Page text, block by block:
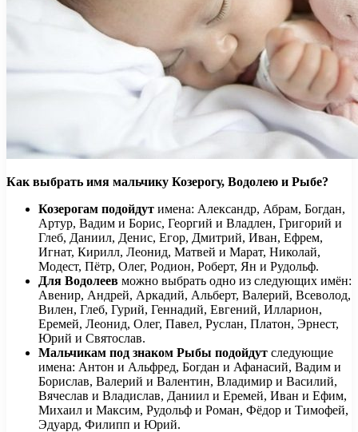
Как выбрать имя мальчику Козерогу, Водолею и Рыбе?
Козерогам подойдут имена: Александр, Абрам, Богдан,
Артур, Вадим и Борис, Георгий и Владлен, Григорий и
Глеб, Даниил, Денис, Егор, Дмитрий, Иван, Ефрем,
Игнат, Кирилл, Леонид, Матвей и Марат, Николай,
Модест, Пётр, Олег, Родион, Роберт, Ян и Рудольф.
Для Водолеев можно выбрать одно из следующих имён:
Авенир, Андрей, Аркадий, Альберт, Валерий, Всеволод,
Вилен, Глеб, Гурий, Геннадий, Евгений, Илларион,
Еремей, Леонид, Олег, Павел, Руслан, Платон, Эрнест,
Юрий и Святослав.
Мальчикам под знаком Рыбы подойдут следующие
имена: Антон и Альфред, Богдан и Афанасий, Вадим и
Борислав, Валерий и Валентин, Владимир и Василий,
Вячеслав и Владислав, Даниил и Еремей, Иван и Ефим,
Михаил и Максим, Рудольф и Роман, Фёдор и Тимофей,
Эдуард, Филипп и Юрий.